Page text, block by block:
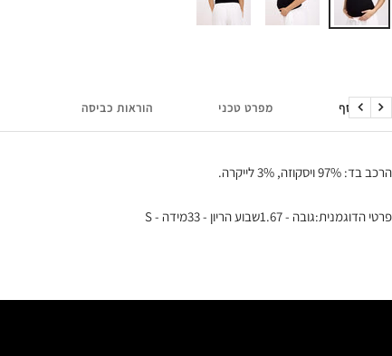
מידע נוסף מפרט טכני הוראות כביסה
הקודם
הבא
הרכב בד: 97% ויסקוזה, 3% לייקרה.
פרטי הדוגמנית:גובה - 1.67שבוע הריון - 33מידה - S